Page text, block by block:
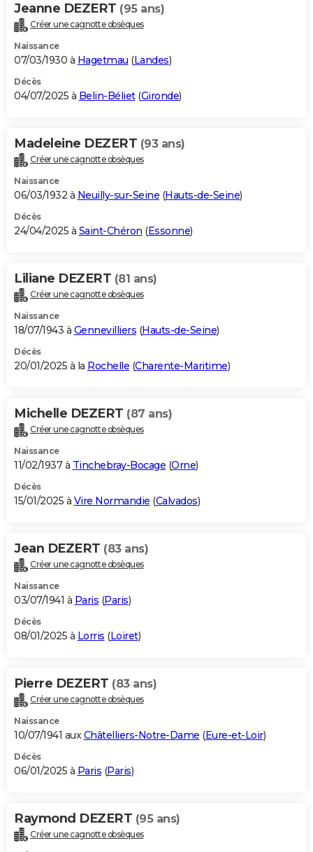
Jeanne DEZERT (95 ans)
Créer une cagnotte obsèques
Naissance
07/03/1930 à Hagetmau (Landes)
Décès
04/07/2025 à Belin-Béliet(Gironde)
Madeleine DEZERT (93 ans)
Créer une cagnotte obsèques
Naissance
06/03/1932 à Neuilly-sur-Seine (Hauts-de-Seine)
Décès
24/04/2025 à Saint-Chéron (Essonne)
Liliane DEZERT (81 ans)
Créer une cagnotte obsèques
Naissance
18/07/1943 à Gennevilliers (Hauts-de-Seine)
Décès
20/01/2025 à la Rochelle (Charente-Maritime)
Michelle DEZERT (87 ans)
Créer une cagnotte obsèques
Naissance
11/02/1937 à Tinchebray-Bocage (Orne)
Décès
15/01/2025 à Vire Normandie (Calvados)
Jean DEZERT (83 ans)
Créer une cagnotte obsèques
Naissance
03/07/1941 à Paris (Paris)
Décès
08/01/2025 à Lorris (Loiret)
Pierre DEZERT (83 ans)
Créer une cagnotte obsèques
Naissance
10/07/1941 aux Châtelliers-Notre-Dame (Eure-et-Loir)
Décès
06/01/2025 à Paris (Paris)
Raymond DEZERT (95 ans)
Créer une cagnotte obsèques